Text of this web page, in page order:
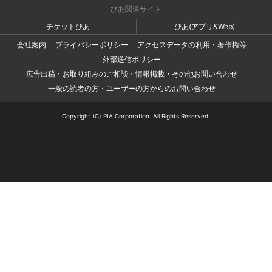
ぴあ関連サイト
チケットぴあ
ぴあ(アプリ&Web)
会社案内
プライバシーポリシー
アクセスデータの利用・著作権等
外部送信ポリシー
広告出稿・お取り組みのご相談・情報掲載・その他お問い合わせ
一般の読者の方・ユーザーの方からのお問い合わせ
Copyright (C) PIA Corporation. All Rights Reserved.